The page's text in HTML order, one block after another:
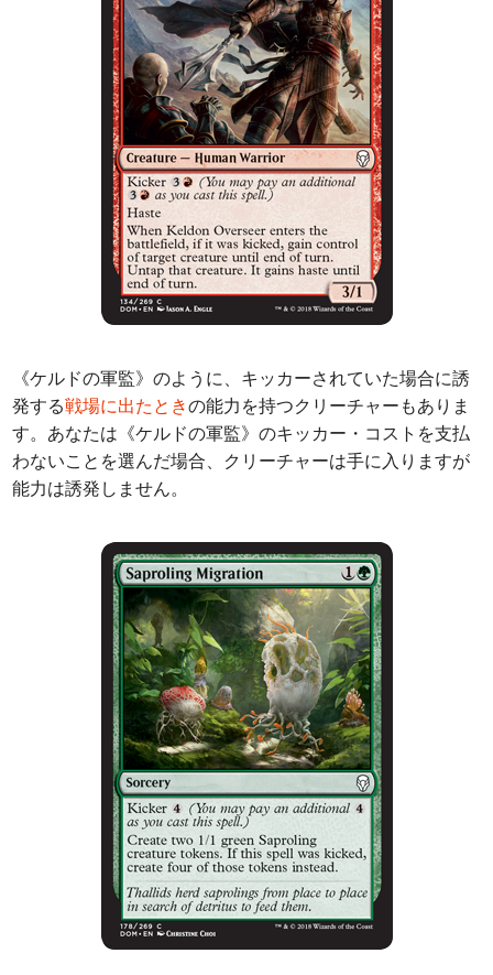
《ケルドの軍監》のように、キッカーされていた場合に誘
発する戦場に出たときの能力を持つクリーチャーもありま
す。あなたは《ケルドの軍監》のキッカー・コストを支払
わないことを選んだ場合、クリーチャーは手に入りますが
能力は誘発しません。